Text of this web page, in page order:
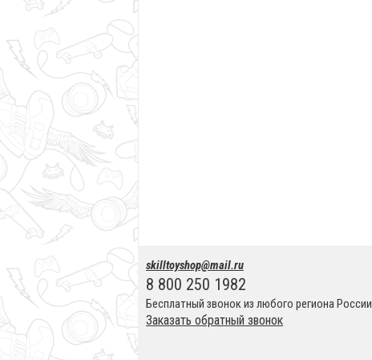
skilltoyshop@mail.ru
8 800 250 1982
Бесплатный звонок из любого региона России
Заказать обратный звонок